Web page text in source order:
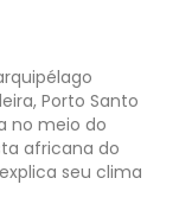
Porto Santo
no meio do
africana do
seu clima